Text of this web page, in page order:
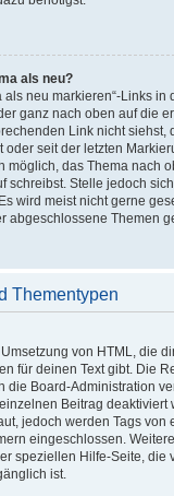
als neu?
als neu markieren“-Links in
ganz nach oben auf die
Link nicht siehst,
seit der letzten
möglich, das Thema nach
schreibst. Stelle jedoch
wird meist nicht gerne
abgeschlossene Themen
Thementypen
von HTML, die
für deinen Text gibt. Die
die Board-Administration
Beitrag deaktiviert
jedoch werden Tags von
eingeschlossen.
speziellen Hilfe-Seite, die
ist.